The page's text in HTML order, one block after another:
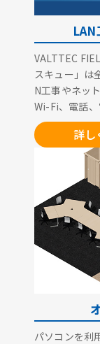
VALTTEC
スキュー」は
N工事やネッ
Wi-Fi、電話、
詳し
パソコンを利